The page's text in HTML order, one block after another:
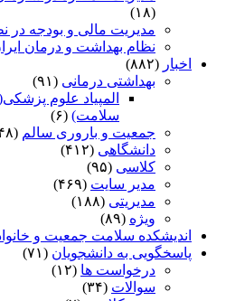
(۱۸)
مدیریت مالی و بودجه در
نظام بهداشت و درمان
اخبار (۸۸۲)
بهداشتی درمانی (۹۱)
المپیاد علوم
سلامت) (۶)
جمعیت و باروری سالم (۱۴۸)
دانشگاهی (۴۱۲)
کلاسی (۹۵)
مدیر سایت (۴۶۹)
مدیریتی (۱۸۸)
ویژه (۸۹)
اندیشکده سلامت جمعیت و
پاسخگویی به دانشجویان (۷۱)
درخواست ها (۱۲)
سوالات (۳۴)